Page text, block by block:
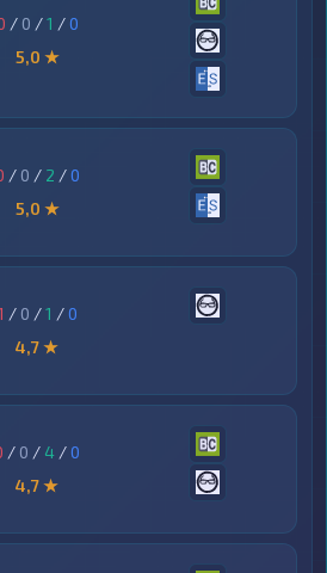
/ 0 /1 /0
5,0 ★
/ 0 / 2 /0
5,0 ★
/ 0 /1 /0
4,7 ★
/ 0 / 4 /0
4,7 ★